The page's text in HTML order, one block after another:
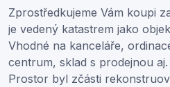
Zprostředkujeme Vám koupi
je vedený katastrem jako
Vhodné na kanceláře,
centrum, sklad s prodejnou aj.
Prostor byl zčásti